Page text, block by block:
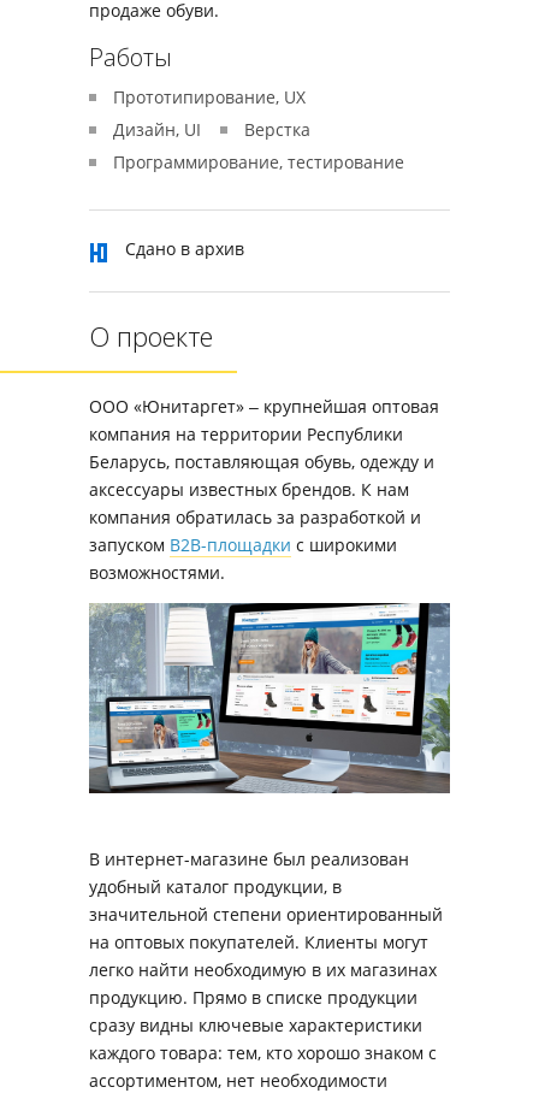
продаже обуви.
Работы
Прототипирование, UX
Дизайн, UI
Верстка
Программирование, тестирование
Сдано в архив
О проекте
ООО «Юнитаргет» ‒ крупнейшая оптовая
компания на территории Республики
Беларусь, поставляющая обувь, одежду и
аксессуары известных брендов. К нам
компания обратилась за разработкой и
запуском B2B-площадки с широкими
возможностями.
В интернет-магазине был реализован
удобный каталог продукции, в
значительной степени ориентированный
на оптовых покупателей. Клиенты могут
легко найти необходимую в их магазинах
продукцию. Прямо в списке продукции
сразу видны ключевые характеристики
каждого товара: тем, кто хорошо знаком с
ассортиментом, нет необходимости